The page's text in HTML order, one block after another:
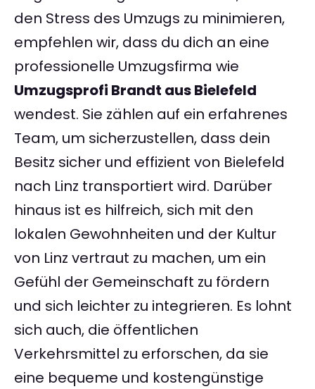
den Stress des Umzugs zu minimieren,
empfehlen wir, dass du dich an eine
professionelle Umzugsfirma wie
Umzugsprofi Brandt aus Bielefeld
wendest. Sie zählen auf ein erfahrenes
Team, um sicherzustellen, dass dein
Besitz sicher und effizient von Bielefeld
nach Linz transportiert wird. Darüber
hinaus ist es hilfreich, sich mit den
lokalen Gewohnheiten und der Kultur
von Linz vertraut zu machen, um ein
Gefühl der Gemeinschaft zu fördern
und sich leichter zu integrieren. Es lohnt
sich auch, die öffentlichen
Verkehrsmittel zu erforschen, da sie
eine bequeme und kostengünstige